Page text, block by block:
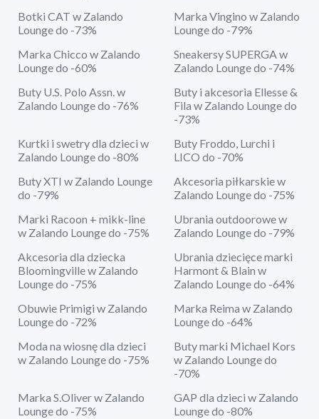
Botki CAT w Zalando
Lounge do -73%
Marka Vingino w Zalando
Lounge do -79%
Marka Chicco w Zalando
Lounge do -60%
Sneakersy SUPERGA w
Zalando Lounge do -74%
Buty U.S. Polo Assn. w
Zalando Lounge do -76%
Buty i akcesoria Ellesse &
Fila w Zalando Lounge do
-73%
Kurtki i swetry dla dzieci w
Zalando Lounge do -80%
Buty Froddo, Lurchi i
LICO do -70%
Buty XTI w Zalando Lounge
do -79%
Akcesoria piłkarskie w
Zalando Lounge do -75%
Marki Racoon + mikk-line
w Zalando Lounge do -75%
Ubrania outdoorowe w
Zalando Lounge do -79%
Akcesoria dla dziecka
Bloomingville w Zalando
Lounge do -75%
Ubrania dziecięce marki
Harmont & Blain w
Zalando Lounge do -64%
Obuwie Primigi w Zalando
Lounge do -72%
Marka Reima w Zalando
Lounge do -64%
Moda na wiosnę dla dzieci
w Zalando Lounge do -75%
Buty marki Michael Kors
w Zalando Lounge do
-70%
Marka S.Oliver w Zalando
Lounge do -75%
GAP dla dzieci w Zalando
Lounge do -80%